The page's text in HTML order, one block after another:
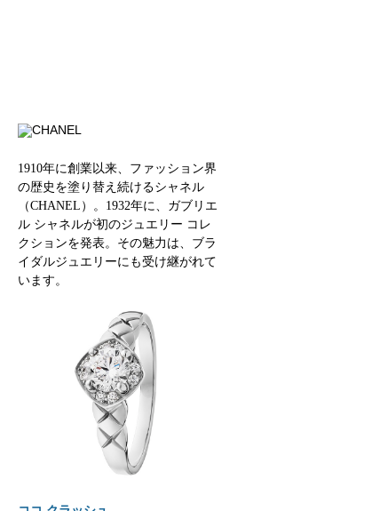
1910年に創業以来、ファッション界
の歴史を塗り替え続けるシャネル
（CHANEL）。1932年に、ガブリエ
ル シャネルが初のジュエリー コレ
クションを発表。その魅力は、ブラ
イダルジュエリーにも受け継がれて
います。